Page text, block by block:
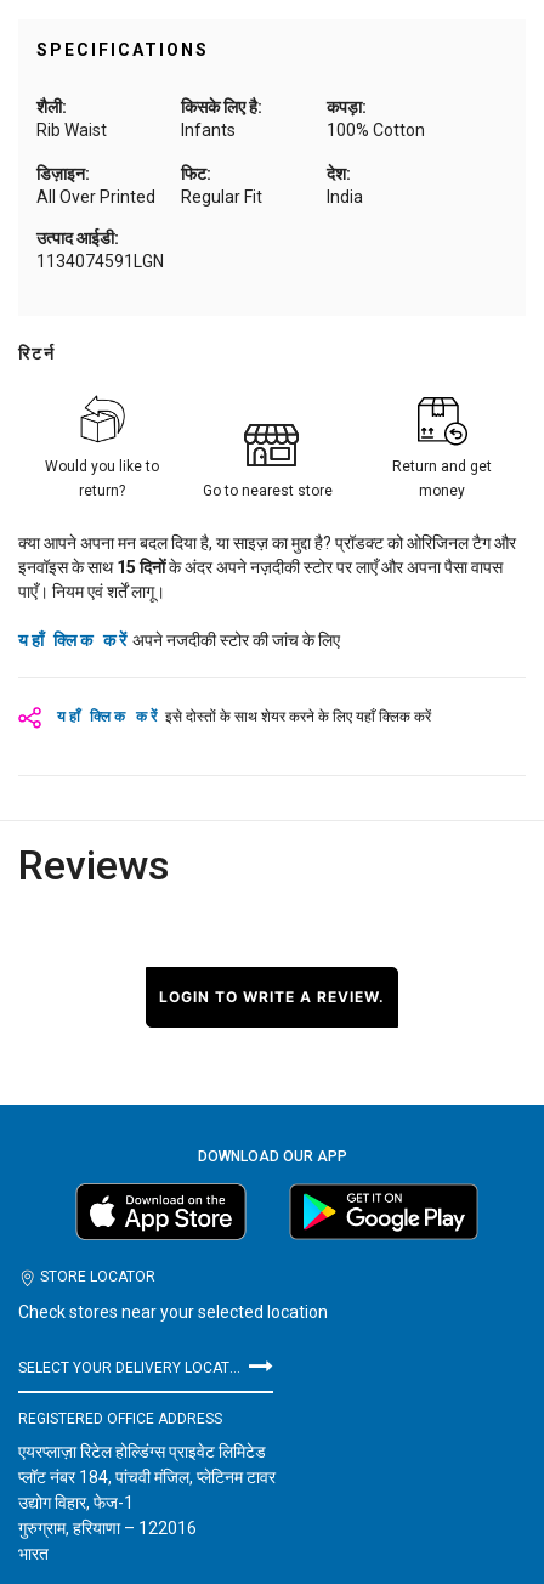
SPECIFICATIONS
शैली:
Rib Waist
किसके लिए है:
Infants
कपड़ा:
100% Cotton
डिज़ाइन:
All Over Printed
फिट:
Regular Fit
देश:
India
उत्पाद आईडी:
1134074591LGN
यहाँ क्लिक करें इसे दोस्तों के साथ शेयर करने के लिए यहाँ क्लिक करें
रिटर्न
Would you like to
return?
Go to nearest store
Return and get
money
क्या आपने अपना मन बदल दिया है, या साइज़ का मुद्दा है? प्रॉडक्ट को ओरिजिनल टैग और
इनवॉइस के साथ15 दिनोंके अंदर अपने नज़दीकी स्टोर पर लाएँ और अपना पैसा वापस
पाएँ। नियम एवं शर्तें लागू।
यहाँ क्लिक करें अपने नजदीकी स्टोर की जांच के लिए
Reviews
LOGIN TO WRITE A REVIEW.
DOWNLOAD OUR APP
STORE LOCATOR
Check stores near your selected location
REGISTERED OFFICE ADDRESS
एयरप्लाज़ा रिटेल होल्डिंग्स प्राइवेट लिमिटेड
प्लॉट नंबर 184, पांचवी मंजिल, प्लेटिनम टावर
उद्योग विहार, फेज-1
गुरुग्राम, हरियाणा – 122016
भारत